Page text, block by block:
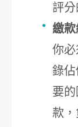
評分
繳款
你
錄
要
款